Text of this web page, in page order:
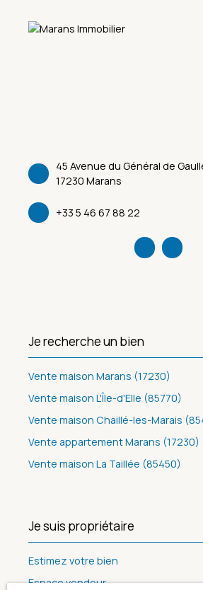
45 Avenue du Général de
17230 Marans
+33 5 46 67 88 22
Je recherche un bien
Vente maison Marans (17230)
Vente maison L'Île-d'Elle (85770)
Vente maison Chaillé-les-Marais
Vente appartement Marans (17230)
Vente maison La Taillée (85450)
Je suis propriétaire
Estimez votre bien
Espace vendeur